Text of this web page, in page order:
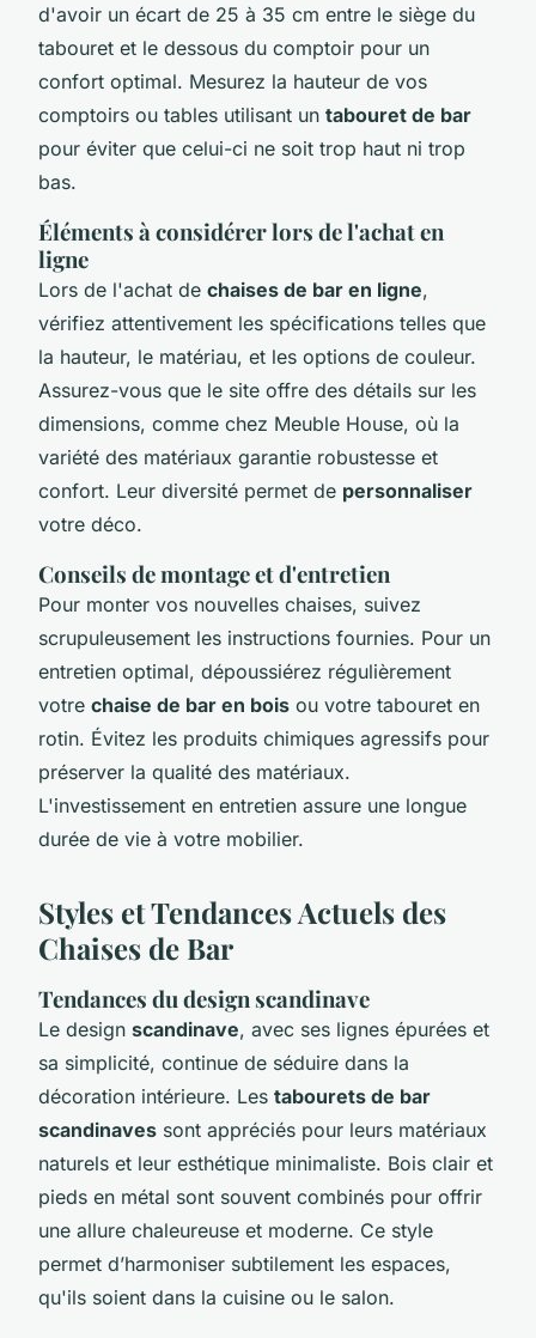
d'avoir un écart de 25 à 35 cm entre le siège du
tabouret et le dessous du comptoir pour un
confort optimal. Mesurez la hauteur de vos
comptoirs ou tables utilisant un tabouret de bar
pour éviter que celui-ci ne soit trop haut ni trop
bas.
Éléments à considérer lors de l'achat en
ligne
Lors de l'achat de chaises de bar en ligne,
vérifiez attentivement les spécifications telles que
la hauteur, le matériau, et les options de couleur.
Assurez-vous que le site offre des détails sur les
dimensions, comme chez Meuble House, où la
variété des matériaux garantie robustesse et
confort. Leur diversité permet de personnaliser
votre déco.
Conseils de montage et d'entretien
Pour monter vos nouvelles chaises, suivez
scrupuleusement les instructions fournies. Pour un
entretien optimal, dépoussiérez régulièrement
votre chaise de bar en bois ou votre tabouret en
rotin. Évitez les produits chimiques agressifs pour
préserver la qualité des matériaux.
L'investissement en entretien assure une longue
durée de vie à votre mobilier.
Styles et Tendances Actuels des
Chaises de Bar
Tendances du design scandinave
Le design scandinave, avec ses lignes épurées et
sa simplicité, continue de séduire dans la
décoration intérieure. Les tabourets de bar
scandinaves sont appréciés pour leurs matériaux
naturels et leur esthétique minimaliste. Bois clair et
pieds en métal sont souvent combinés pour offrir
une allure chaleureuse et moderne. Ce style
permet d’harmoniser subtilement les espaces,
qu'ils soient dans la cuisine ou le salon.